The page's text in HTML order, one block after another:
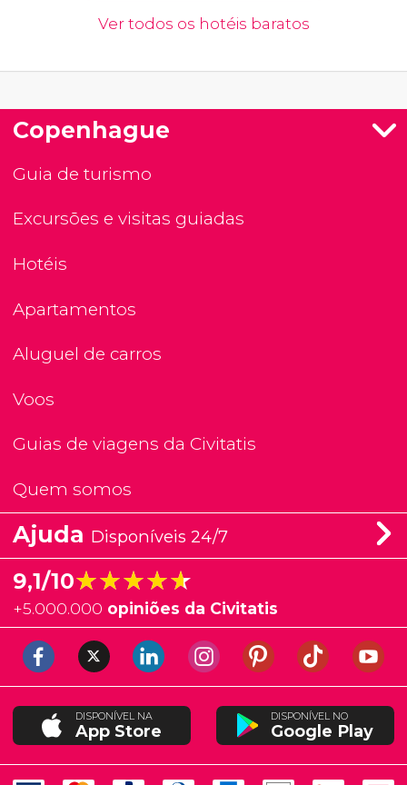
Ver todos os hotéis baratos
Copenhague
Guia de turismo
Excursões e visitas guiadas
Hotéis
Apartamentos
Aluguel de carros
Voos
Guias de viagens da Civitatis
Quem somos
Ajuda Disponíveis 24/7
9,1/10★★★★★
★★★★★
+5.000.000 opiniões da Civitatis
DISPONÍVEL NA
App Store
DISPONÍVEL NO
Google Play